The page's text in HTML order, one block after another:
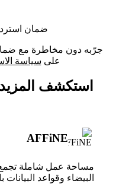
ضمان استرداد
على سياسة
استكشف
AFFiNE
مساحة عمل شاملة تجمع
البيضاء وقواعد